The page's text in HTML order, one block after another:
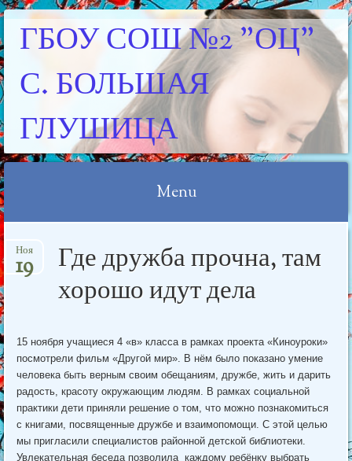
ГБОУ СОШ №2 "ОЦ"
С. БОЛЬШАЯ
ГЛУШИЦА
Menu
to
content
Где дружба прочна, там
хорошо идут дела
Ноя
19
15 ноября учащиеся 4 «в» класса в рамках проекта «Киноуроки»
посмотрели фильм «Другой мир». В нём было показано умение
человека быть верным своим обещаниям, дружбе, жить и дарить
радость, красоту окружающим людям. В рамках социальной
практики дети приняли решение о том, что можно познакомиться
с книгами, посвященные дружбе и взаимопомощи. С этой целью
мы пригласили специалистов районной детской библиотеки.
Увлекательная беседа позволила каждому ребёнку выбрать